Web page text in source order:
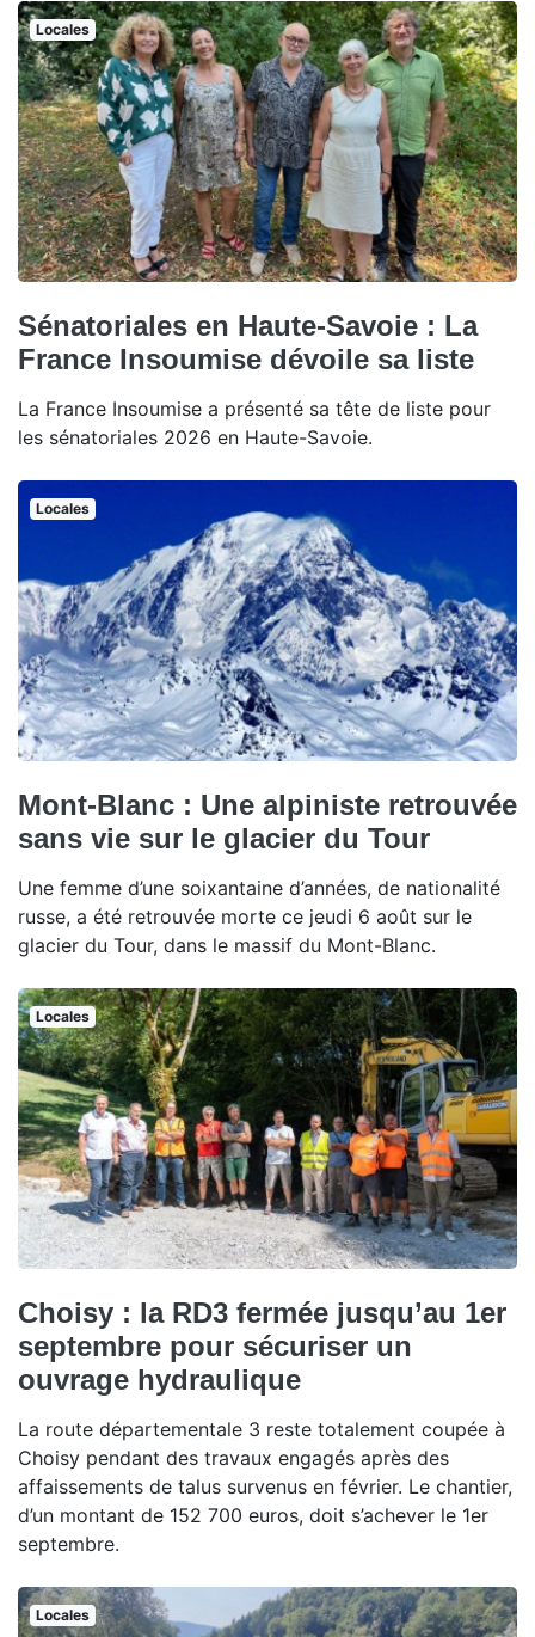
Locales
Sénatoriales en Haute-Savoie : La
France Insoumise dévoile sa liste
La France Insoumise a présenté sa tête de liste pour
les sénatoriales 2026 en Haute-Savoie.
Locales
Mont-Blanc : Une alpiniste retrouvée
sans vie sur le glacier du Tour
Une femme d’une soixantaine d’années, de nationalité
russe, a été retrouvée morte ce jeudi 6 août sur le
glacier du Tour, dans le massif du Mont-Blanc.
Locales
Choisy : la RD3 fermée jusqu’au 1er
septembre pour sécuriser un
ouvrage hydraulique
La route départementale 3 reste totalement coupée à
Choisy pendant des travaux engagés après des
affaissements de talus survenus en février. Le chantier,
d’un montant de 152 700 euros, doit s’achever le 1er
septembre.
Locales